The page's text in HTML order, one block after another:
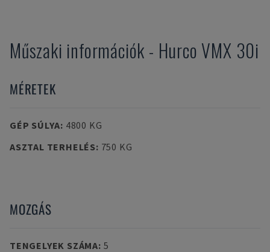
Műszaki információk - Hurco VMX 30i
MÉRETEK
GÉP SÚLYA: 4800 KG
ASZTAL TERHELÉS: 750 KG
MOZGÁS
TENGELYEK SZÁMA: 5